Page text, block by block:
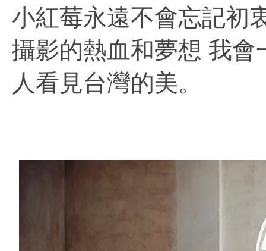
小紅莓永遠不會忘記初
攝影的熱血和夢想 我
人看見台灣的美。